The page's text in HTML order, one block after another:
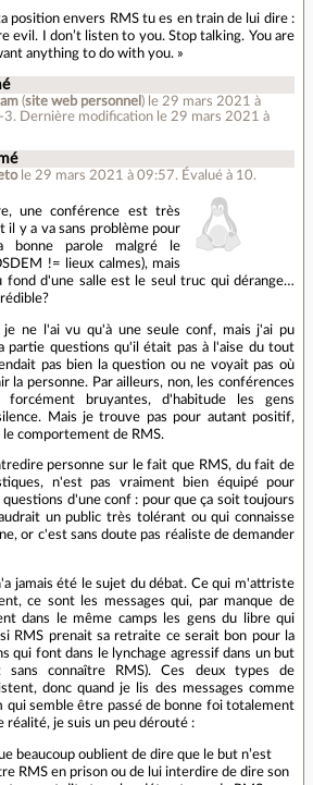
position envers RMS tu es en train de lui dire :
evil. I don’t listen to you. Stop talking. You are
anything to do with you. »
(site web personnel ) le 29 mars 2021 à
-3. Dernière modification le 29 mars 2021 à
le 29 mars 2021 à 09:57. Évalué à 10.
une conférence est très
il y a va sans problème pour
bonne parole malgré le
!= lieux calmes), mais
fond d'une salle est le seul truc qui dérange…
je ne l'ai vu qu'à une seule conf, mais j'ai pu
partie questions qu'il était pas à l'aise du tout
pas bien la question ou ne voyait pas où
la personne. Par ailleurs, non, les conférences
bruyantes, d'habitude les gens
Mais je trouve pas pour autant positif,
le comportement de RMS.
personne sur le fait que RMS, du fait de
n'est pas vraiment bien équipé pour
d'une conf : pour que ça soit toujours
un public très tolérant ou qui connaisse
or c'est sans doute pas réaliste de demander
jamais été le sujet du débat. Ce qui m'attriste
ce sont les messages qui, par manque de
dans le même camps les gens du libre qui
RMS prenait sa retraite ce serait bon pour la
qui font dans le lynchage agressif dans un but
sans connaître RMS). Ces deux types de
donc quand je lis des messages comme
qui semble être passé de bonne foi totalement
réalité, je suis un peu dérouté :
beaucoup oublient de dire que le but n’est
RMS en prison ou de lui interdire de dire son